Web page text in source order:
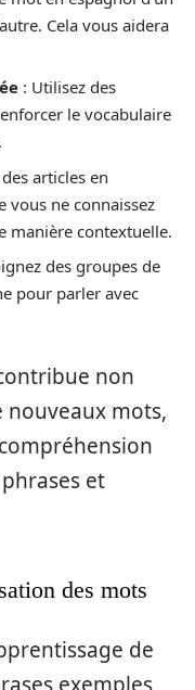
Cela vous aidera
: Utilisez des
le vocabulaire
articles en
vous ne connaissez
manière contextuelle.
des groupes de
pour parler avec
non
nouveaux mots,
et
des mots
de